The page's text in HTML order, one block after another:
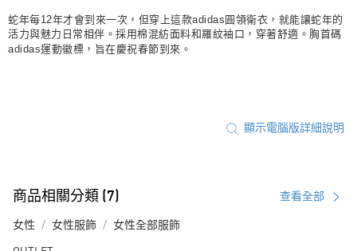
每筆NT$80，滿NT$1,500(含以上)免運費
蛇年每12年才會到來一次，但穿上這款adidas圓領衛衣，就能讓蛇年的
活力與魅力日常相伴。採用棉混紡面料和羅紋袖口，穿著舒適。胸首碼
adidas運動徽標，旨在慶祝春節到來。
顯示電腦版詳細說明
商品相關分類 (7) 查看全部
女性 女性服飾 女性全部服飾